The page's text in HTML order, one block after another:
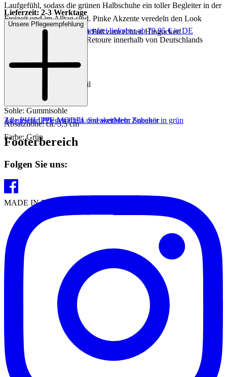
Laufgefühl, sodass die grünen Halbschuhe ein toller Begleiter in der
Freizeit und im Alltag sind. Pinke Akzente veredeln den Look
gekonnt und machen Ihren Fuß zum echten Hingucker!
Innenmaterial: Leder/Textil
Innensohle: Leder/Textil
Sohle: Gummisohle
Absatzhöhe: ca. 3,5 cm
Farbe: Grün
MADE IN EUROPE
Lieferzeit: 2-3 Werktage
Keine Versandkosten:
kostenfrei lieferbar ab 79,95 € in DE
Einfache und Kostenlose Retoure innerhalb von Deutschlands
Unsere Pflegeempfehlung
Zu unseren Pflegemitteln und weiterem Zubehör
Alle PHILIPPE MODEL SneakerMehr Sneaker in grün
Footerbereich
Folgen Sie uns: